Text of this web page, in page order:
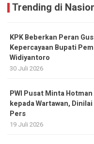
Trending di
KPK Beberkan Peran
Kepercayaan Bupati
Widiyantoro
30 Juli 2026
PWI Pusat Minta
kepada Wartawan,
Pers
19 Juli 2026